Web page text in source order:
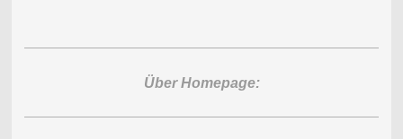
Über Homepage: